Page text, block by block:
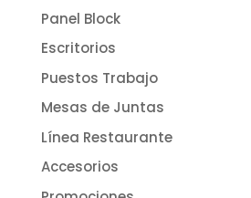
Panel Block
Escritorios
Puestos Trabajo
Mesas de Juntas
Línea Restaurante
Accesorios